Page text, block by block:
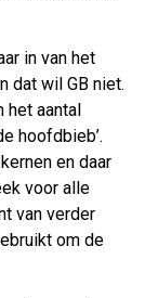
in van het
dat wil GB niet.
het aantal
hoofdbieb’.
en daar
voor alle
van verder
om de